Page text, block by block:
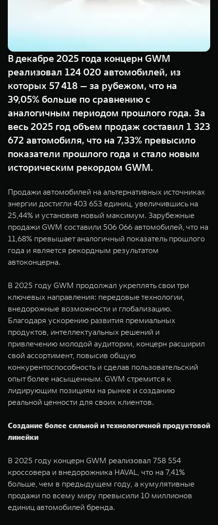
TANK 500
Веди за собой
от 6 499 000 ₽ от 10 199 000 ₽
WEY 07
Расширяя границы комфорта
от 6 149 000 ₽
WEY 05
Эстетика нового времени
от 5 699 000 ₽
WEY 80
Масштаб возможностей
от 6 449 000 ₽
WEY 80 Лаундж
Масштаб возможностей
от 8 099 000 ₽
TANK Финансы
TANK ФИНАНСЫ
TANK Кредит
TANK Лизинг
ЦИФРОВЫЕ СЕРВИСЫ TANK
Цифровые сервисы TANK
В декабре 2025 года концерн GWM
реализовал 124 020 автомобилей, из
которых 57 418 — за рубежом, что на
39,05% больше по сравнению с
аналогичным периодом прошлого года. За
весь 2025 год объем продаж составил 1 323
672 автомобиля, что на 7,33% превысило
показатели прошлого года и стало новым
историческим рекордом GWM.
Продажи автомобилей на альтернативных источниках
энергии достигли 403 653 единиц, увеличившись на
25,44% и установив новый максимум. Зарубежные
продажи GWM составили 506 066 автомобилей, что на
11,68% превышает аналогичный показатель прошлого
года и является рекордным результатом
автоконцерна.
В 2025 году GWM продолжал укреплять свои три
ключевых направления: передовые технологии,
внедорожные возможности и глобализацию.
Благодаря ускорению развития премиальных
продуктов, интеллектуальных решений и
привлечению молодой аудитории, концерн расширил
свой ассортимент, повысив общую
конкурентоспособность и сделав пользовательский
опыт более насыщенным. GWM стремится к
лидирующим позициям на рынке и созданию
реальной ценности для своих клиентов.
Создание более сильной и технологичной продуктовой
линейки
В 2025 году концерн GWM реализовал 758 554
кроссовера и внедорожника HAVAL, что на 7,41%
больше, чем в предыдущем году, а кумулятивные
продажи по всему миру превысили 10 миллионов
единиц автомобилей бренда.